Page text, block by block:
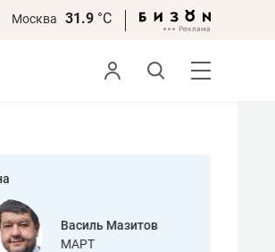
Москва 31.9 °С
Василь Мазитов
МАРТ